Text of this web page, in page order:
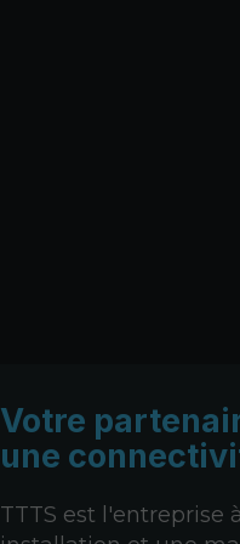
Votre
une
TTTS est l'entreprise